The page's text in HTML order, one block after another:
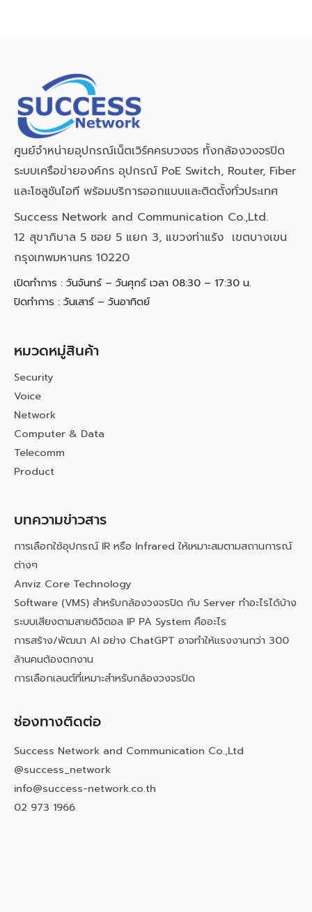
ศูนย์จำหน่ายอุปกรณ์เน็ตเวิร์คครบวงจร ทั้งกล้องวงจรปิด
ระบบเครือข่ายองค์กร อุปกรณ์ PoE Switch, Router, Fiber
และโซลูชันไอที พร้อมบริการออกแบบและติดตั้งทั่วประเทศ
Success Network and Communication Co.,Ltd.
12 สุขาภิบาล 5 ซอย 5 แยก 3, แขวงท่าแร้ง เขตบางเขน
กรุงเทพมหานคร 10220
เปิดทำการ : วันจันทร์ – วันศุกร์ เวลา 08:30 – 17:30 น.
ปิดทำการ : วันเสาร์ – วันอาทิตย์
หมวดหมู่สินค้า
Security
Voice
Network
Computer & Data
Telecomm
Product
บทความข่าวสาร
การเลือกใช้อุปกรณ์ IR หรือ Infrared ให้เหมาะสมตามสถานการณ์
ต่างๆ
Anviz Core Technology
Software (VMS) สำหรับกล้องวงจรปิด กับ Server ทำอะไรได้บ้าง
ระบบเสียงตามสายดิจิตอล IP PA System คืออะไร
การสร้าง/พัฒนา AI อย่าง ChatGPT อาจทำให้แรงงานกว่า 300
ล้านคนต้องตกงาน
การเลือกเลนต์ที่เหมาะสำหรับกล้องวงจรปิด
ช่องทางติดต่อ
Success Network and Communication Co.,Ltd
@success_network
info@success-network.co.th
02 973 1966